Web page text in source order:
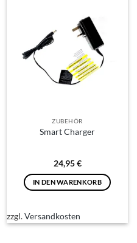
ZUBEHÖR
Smart Charger
24,95€
IN DEN WARENKORB
zzgl.Versandkosten